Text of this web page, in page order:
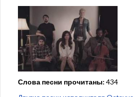
Слова песни прочитаны: 434